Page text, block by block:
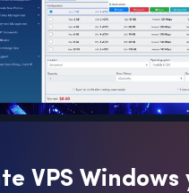
te VPS Windows